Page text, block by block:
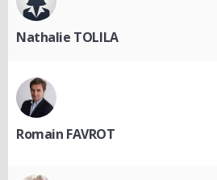
Nathalie TOLILA
Romain FAVROT